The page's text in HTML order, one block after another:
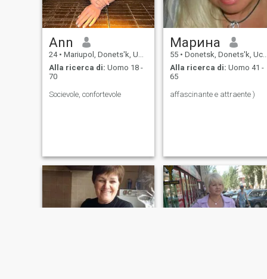
Ann
24 • Mariupol, Donets'k, Ucraina
Alla ricerca di: Uomo 18 -
70
Socievole, confortevole
Марина
55 • Donetsk, Donets'k, Ucraina
Alla ricerca di: Uomo 41 -
65
affascinante e attraente )